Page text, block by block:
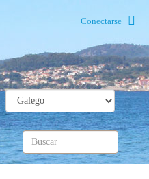
Conectarse